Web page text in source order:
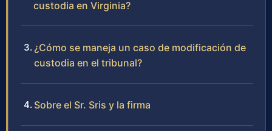
custodia en Virginia?
¿Cómo se maneja un caso de modificación de
custodia en el tribunal?
Sobre el Sr. Sris y la firma